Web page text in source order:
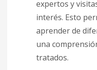
expertos y
interés. Esto
aprender de
una
tratados.